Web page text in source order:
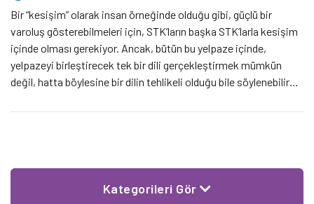
Bir “kesişim” olarak insan örneğinde olduğu gibi, güçlü bir
varoluş gösterebilmeleri için, STK’ların başka STK’larla kesişim
içinde olması gerekiyor. Ancak, bütün bu yelpaze içinde,
yelpazeyi birleştirecek tek bir dili gerçekleştirmek mümkün
değil, hatta böylesine bir dilin tehlikeli olduğu bile söylenebilir…
insanların ve STK’ların “karşılaşarak”, birbirlerini “tamamlamaları”
Kategorileri Gör